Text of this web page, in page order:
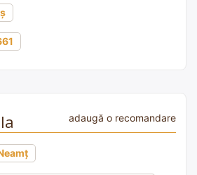
adaugă o recomandare